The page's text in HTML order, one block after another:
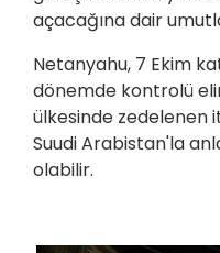
açacağına dair
Netanyahu, 7 Ekim
dönemde kontrolü
ülkesinde zedelenen
Suudi Arabistan'la
olabilir.